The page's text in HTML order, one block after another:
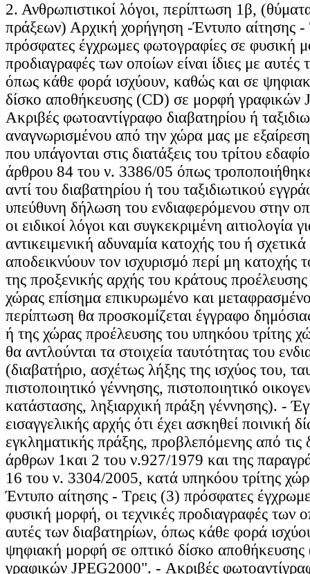
2. Ανθρωπιστικοί λόγοι, περίπτωση 1β,
πράξεων) Αρχική χορήγηση -Έντυπο αίτησης -
πρόσφατες έγχρωμες φωτογραφίες σε φυσική
προδιαγραφές των οποίων είναι ίδιες με αυτές
όπως κάθε φορά ισχύουν, καθώς και σε
δίσκο αποθήκευσης (CD) σε μορφή γραφικών
Ακριβές φωτοαντίγραφο διαβατηρίου ή
αναγνωρισμένου από την χώρα μας με εξαίρεση
που υπάγονται στις διατάξεις του τρίτου
άρθρου 84 του ν. 3386/05 όπως
αντί του διαβατηρίου ή του ταξιδιωτικού
υπεύθυνη δήλωση του ενδιαφερόμενου στην
οι ειδικοί λόγοι και συγκεκριμένη αιτιολογία
αντικειμενική αδυναμία κατοχής του ή
αποδεικνύουν τον ισχυρισμό περί μη κατοχής
της προξενικής αρχής του κράτους
χώρας επίσημα επικυρωμένο και
περίπτωση θα προσκομίζεται έγγραφο
ή της χώρας προέλευσης του υπηκόου τρίτης
θα αντλούνται τα στοιχεία ταυτότητας του
(διαβατήριο, ασχέτως λήξης της ισχύος του,
πιστοποιητικό γέννησης, πιστοποιητικό
κατάστασης, ληξιαρχική πράξη γέννησης). -
εισαγγελικής αρχής ότι έχει ασκηθεί ποινική
εγκληματικής πράξης, προβλεπόμενης από τις
άρθρων 1και 2 του ν.927/1979 και της
16 του ν. 3304/2005, κατά υπηκόου τρίτης
Έντυπο αίτησης - Τρεις (3) πρόσφατες
φυσική μορφή, οι τεχνικές προδιαγραφές των
αυτές των διαβατηρίων, όπως κάθε φορά
ψηφιακή μορφή σε οπτικό δίσκο
γραφικών JPEG2000". - Ακριβές